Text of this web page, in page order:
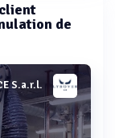
de
S.a.r.l.